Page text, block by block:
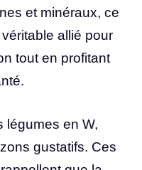
et minéraux, ce
allié pour
tout en profitant
légumes en W,
gustatifs. Ces